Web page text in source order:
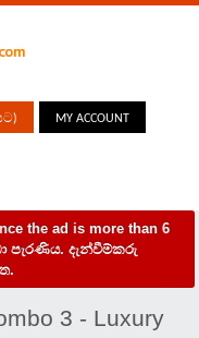
MY ACCOUNT
the ad is more than 6
පැරණිය. දැන්වීම්කරු
3 - Luxury